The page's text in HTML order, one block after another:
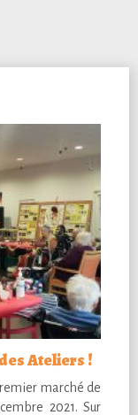
Ateliers !
marché de
2021. Sur